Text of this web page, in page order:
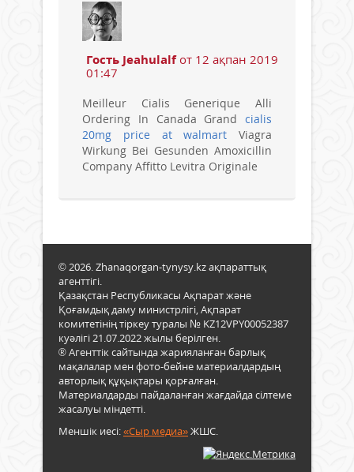
Гость Jeahulalfот 12 ақпан 2019
01:47
Meilleur Cialis Generique Alli
Ordering In Canada Grand cialis
20mg price at walmart Viagra
Wirkung Bei Gesunden Amoxicillin
Company Affitto Levitra Originale
© 2026. Zhanaqorgan-tynysy.kz ақпараттық
агенттігі.
Қазақстан Республикасы Ақпарат және
Қоғамдық даму министрлігі, Ақпарат
комитетінің тіркеу туралы № KZ12VPY00052387
куәлігі 21.07.2022 жылы берілген.
® Агенттік сайтында жарияланған барлық
мақалалар мен фото-бейне материалдардың
авторлық құқықтары қорғалған.
Материалдарды пайдаланған жағдайда сілтеме
жасалуы міндетті.
Меншік иесі:«Сыр медиа»ЖШС.